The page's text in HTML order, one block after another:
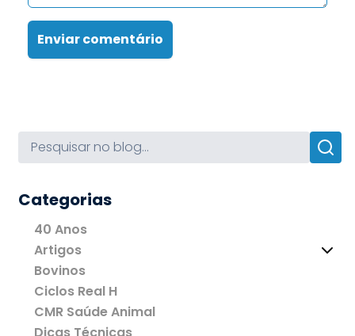
Enviar comentário
Categorias
40 Anos
Artigos
Bovinos
Ciclos Real H
CMR Saúde Animal